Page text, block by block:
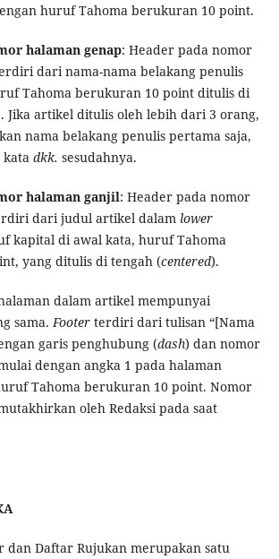
huruf Tahoma berukuran 10 point.
halaman genap: Header pada nomor
dari nama-nama belakang penulis
Tahoma berukuran 10 point ditulis di
Jika artikel ditulis oleh lebih dari 3 orang,
nama belakang penulis pertama saja,
dkk. sesudahnya.
halaman ganjil: Header pada nomor
dari judul artikel dalam lower
kapital di awal kata, huruf Tahoma
yang ditulis di tengah (centered).
dalam artikel mempunyai
sama. Footerterdiri dari tulisan “[Nama
garis penghubung (dash) dan nomor
dengan angka 1 pada halaman
Tahoma berukuran 10 point. Nomor
oleh Redaksi pada saat
dan Daftar Rujukan merupakan satu